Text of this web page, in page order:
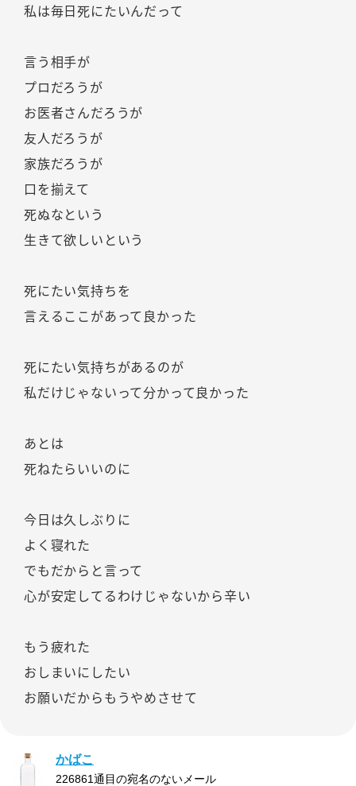
私は毎日死にたいんだって
言う相手が
プロだろうが
お医者さんだろうが
友人だろうが
家族だろうが
口を揃えて
死ぬなという
生きて欲しいという
死にたい気持ちを
言えるここがあって良かった
死にたい気持ちがあるのが
私だけじゃないって分かって良かった
あとは
死ねたらいいのに
今日は久しぶりに
よく寝れた
でもだからと言って
心が安定してるわけじゃないから辛い
もう疲れた
おしまいにしたい
お願いだからもうやめさせて
かばこ
226861通目の宛名のないメール